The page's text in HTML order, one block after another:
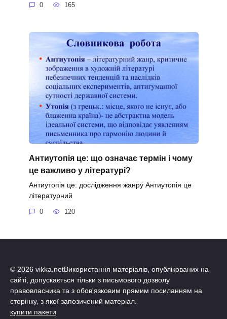
0 165
Антиутопія це: що означає термін і чому
це важливо у літературі?
Антиутопія це: дослідження жанру Антиутопія це
літературний
0 120
© 2026 vikka.netВикористання матеріалів, опублікованих на
сайті, допускається тільки з письмового дозволу
правовласника та з обов'язковим прямим посиланням на
сторінку, з якої запозичений матеріал.
купити пакети